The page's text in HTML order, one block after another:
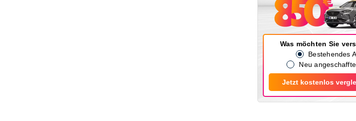
Was möchten Sie
Bestehendes
Neu
Jetzt kostenlos